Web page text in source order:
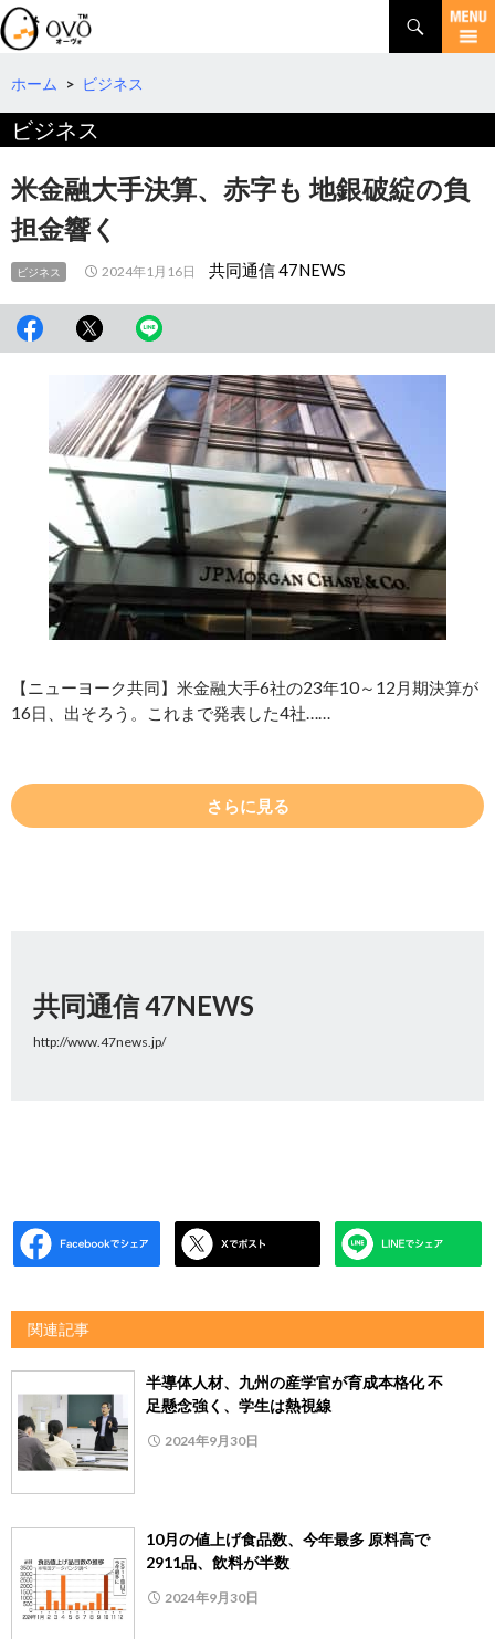
検
索
コ
テ
へ
移
動
ホーム > ビジネス
ビジネス
米金融大手決算、赤字も 地銀破綻の負
担金響く
ビジネス 2024年1月16日 共同通信 47NEWS
【ニューヨーク共同】米金融大手6社の23年10～12月期決算が
16日、出そろう。これまで発表した4社……
さらに見る
共同通信 47NEWS
http://www.47news.jp/
関連記事
半導体人材、九州の産学官が育成本格化 不
足懸念強く、学生は熱視線
2024年9月30日
10月の値上げ食品数、今年最多 原料高で
2911品、飲料が半数
2024年9月30日